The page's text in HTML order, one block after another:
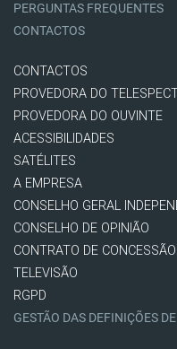
PERGUNTAS FREQUENTES
CONTACTOS
CONTACTOS
PROVEDORA DO
PROVEDORA DO OUVINTE
ACESSIBILIDADES
SATÉLITES
A EMPRESA
CONSELHO GERAL
CONSELHO DE OPINIÃO
CONTRATO DE
TELEVISÃO
RGPD
GESTÃO DAS DEFINIÇÕES